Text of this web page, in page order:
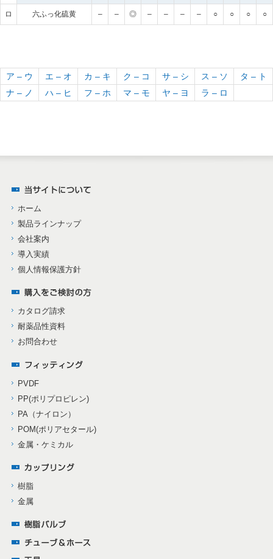
ロ 六ふっ化硫黄 – – ◎ – – – – ○ ○ ○ ○
ア – ウ エ – オ カ – キ ク – コ サ – シ ス – ソ
タ – ト
ナ – ノ
ハ – ヒ フ – ホ マ – モ ヤ – ヨ ラ – ロ
ホーム
製品ラインナップ
会社案内
導入実績
個人情報保護方針
カタログ請求
耐薬品性資料
お問合わせ
PVDF
PP(ポリプロピレン)
PA（ナイロン）
POM(ポリアセタール)
金属・ケミカル
樹脂
金属